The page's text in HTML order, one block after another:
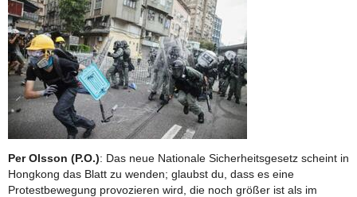
Per Olsson (P.O.): Das neue Nationale Sicherheitsgesetz scheint in
Hongkong das Blatt zu wenden; glaubst du, dass es eine
Protestbewegung provozieren wird, die noch größer ist als im